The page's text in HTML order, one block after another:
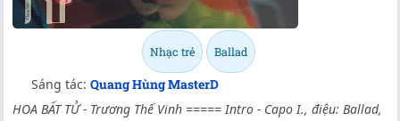
Nhạc trẻ Ballad
Sáng tác: Quang Hùng MasterD
HOA BẤT TỬ - Trương Thế Vinh ===== Intro - Capo I., điệu: Ballad,